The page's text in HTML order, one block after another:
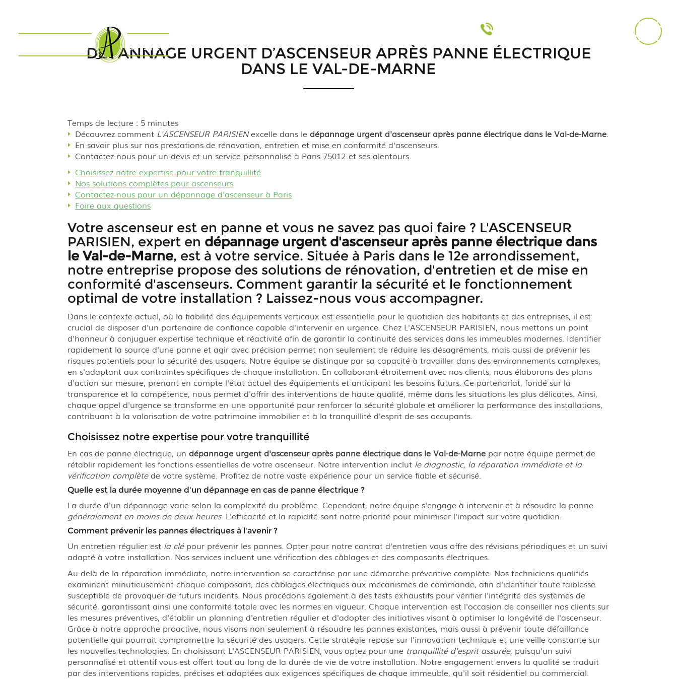
DÉPANNAGE URGENT D’ASCENSEUR APRÈS PANNE ÉLECTRIQUE
DANS LE VAL-DE-MARNE
Temps de lecture : 5 minutes
Découvrez comment L'ASCENSEUR PARISIENexcelle dans ledépannage urgent d'ascenseur après panne électrique dans le Val-de-Marne.
En savoir plus sur nos prestations de rénovation, entretien et mise en conformité d'ascenseurs.
Contactez-nous pour un devis et un service personnalisé à Paris 75012 et ses alentours.
Choisissez notre expertise pour votre tranquillité
Nos solutions complètes pour ascenseurs
Contactez-nous pour un dépannage d'ascenseur à Paris
Foire aux questions
Votre ascenseur est en panne et vous ne savez pas quoi faire ? L'ASCENSEUR
PARISIEN, expert en dépannage urgent d'ascenseur après panne électrique dans
le Val-de-Marne, est à votre service. Située à Paris dans le 12e arrondissement,
notre entreprise propose des solutions de rénovation, d'entretien et de mise en
conformité d'ascenseurs. Comment garantir la sécurité et le fonctionnement
optimal de votre installation ? Laissez-nous vous accompagner.
Dans le contexte actuel, où la fiabilité des équipements verticaux est essentielle pour le quotidien des habitants et des entreprises, il est
crucial de disposer d'un partenaire de confiance capable d'intervenir en urgence. Chez L'ASCENSEUR PARISIEN, nous mettons un point
d'honneur à conjuguer expertise technique et réactivité afin de garantir la continuité des services dans les immeubles modernes. Identifier
rapidement la source d'une panne et agir avec précision permet non seulement de réduire les désagréments, mais aussi de prévenir les
risques potentiels pour la sécurité des usagers. Notre équipe se distingue par sa capacité à travailler dans des environnements complexes,
en s'adaptant aux contraintes spécifiques de chaque installation. En collaborant étroitement avec nos clients, nous élaborons des plans
d'action sur mesure, prenant en compte l'état actuel des équipements et anticipant les besoins futurs. Ce partenariat, fondé sur la
transparence et la compétence, nous permet d'offrir des interventions de haute qualité, même dans les situations les plus délicates. Ainsi,
chaque appel d'urgence se transforme en une opportunité pour renforcer la sécurité globale et améliorer la performance des installations,
contribuant à la valorisation de votre patrimoine immobilier et à la tranquillité d'esprit de ses occupants.
Choisissez notre expertise pour votre tranquillité
En cas de panne électrique, undépannage urgent d'ascenseur après panne électrique dans le Val-de-Marne par notre équipe permet de
rétablir rapidement les fonctions essentielles de votre ascenseur. Notre intervention inclut le diagnostic, la réparation immédiate et la
vérification complètede votre système. Profitez de notre vaste expérience pour un service fiable et sécurisé.
Quelle est la durée moyenne d'un dépannage en cas de panne électrique ?
La durée d'un dépannage varie selon la complexité du problème. Cependant, notre équipe s'engage à intervenir et à résoudre la panne
généralement en moins de deux heures. L'efficacité et la rapidité sont notre priorité pour minimiser l'impact sur votre quotidien.
Comment prévenir les pannes électriques à l'avenir ?
Un entretien régulier est la clépour prévenir les pannes. Opter pour notre contrat d'entretien vous offre des révisions périodiques et un suivi
adapté à votre installation. Nos services incluent une vérification des câblages et des composants électriques.
Au-delà de la réparation immédiate, notre intervention se caractérise par une démarche préventive complète. Nos techniciens qualifiés
examinent minutieusement chaque composant, des câblages électriques aux mécanismes de commande, afin d'identifier toute faiblesse
susceptible de provoquer de futurs incidents. Nous procédons également à des tests exhaustifs pour vérifier l'intégrité des systèmes de
sécurité, garantissant ainsi une conformité totale avec les normes en vigueur. Chaque intervention est l'occasion de conseiller nos clients sur
les mesures préventives, d'établir un planning d'entretien régulier et d'adopter des initiatives visant à optimiser la longévité de l'ascenseur.
Grâce à notre approche proactive, nous visons non seulement à résoudre les pannes existantes, mais aussi à prévenir toute défaillance
potentielle qui pourrait compromettre la sécurité des usagers. Cette stratégie repose sur l'innovation technique et une veille constante sur
les nouvelles technologies. En choisissant L'ASCENSEUR PARISIEN, vous optez pour une tranquillité d'esprit assurée, puisqu'un suivi
personnalisé et attentif vous est offert tout au long de la durée de vie de votre installation. Notre engagement envers la qualité se traduit
par des interventions rapides, précises et adaptées aux exigences spécifiques de chaque immeuble, qu'il soit résidentiel ou commercial.